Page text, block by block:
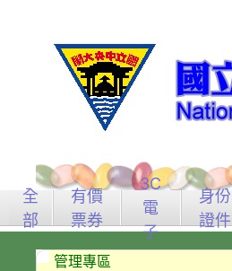
全
部
有價
票券
3C
電
子
身份
證件
管理專區